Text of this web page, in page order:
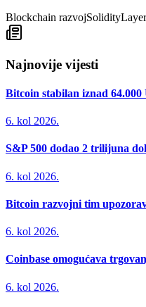
Blockchain razvojSolidity
Najnovije vijesti
Bitcoin stabilan iznad
6. kol 2026.
S&P 500 dodao 2 trilijuna
6. kol 2026.
Bitcoin razvojni tim
6. kol 2026.
Coinbase omogućava
6. kol 2026.